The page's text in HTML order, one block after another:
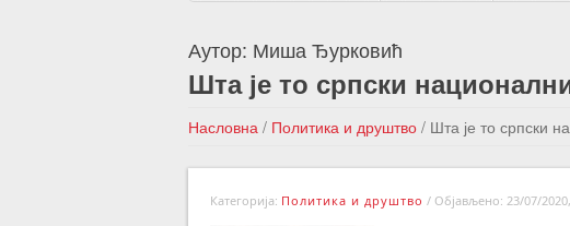
Аутор: Миша Ђурковић
Шта је то српски
Насловна / Политика и друштво / Шта је то српски
Категорија: Политика и друштво / Објављено: 23/07/